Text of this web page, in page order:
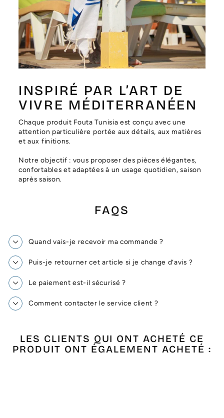
INSPIRÉ PAR L’ART DE
VIVRE MÉDITERRANÉEN
Chaque produit Fouta Tunisia est conçu avec une
attention particulière portée aux détails, aux matières
et aux finitions.
Notre objectif : vous proposer des pièces élégantes,
confortables et adaptées à un usage quotidien, saison
après saison.
FAQS
Quand vais-je recevoir ma commande ?
Puis-je retourner cet article si je change d’avis ?
Le paiement est-il sécurisé ?
Comment contacter le service client ?
LES CLIENTS QUI ONT ACHETÉ CE
PRODUIT ONT ÉGALEMENT ACHETÉ :